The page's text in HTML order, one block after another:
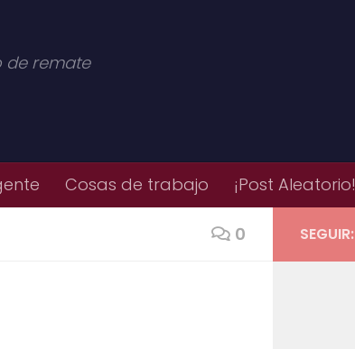
de remate
Cosas de trabajo ¡Post Aleatorio!
0 SEGUIR: